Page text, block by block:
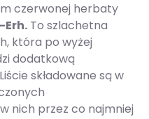
czerwonej herbaty
To szlachetna
która po wyżej
dodatkową
składowane są w
nich przez co najmniej